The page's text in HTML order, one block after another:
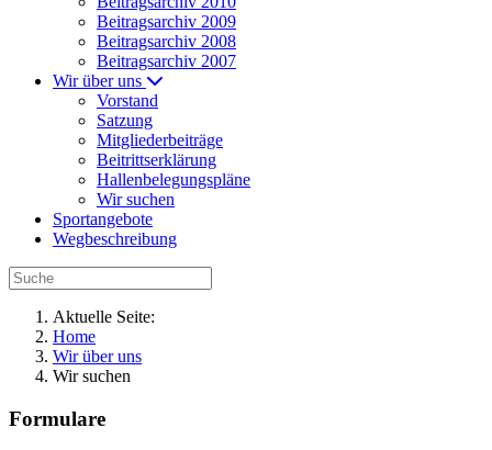
Beitragsarchiv 2009
Beitragsarchiv 2008
Beitragsarchiv 2007
Wir über uns
Vorstand
Satzung
Mitgliederbeiträge
Beitrittserklärung
Hallenbelegungspläne
Wir suchen
Sportangebote
Wegbeschreibung
Aktuelle Seite:
Home
Wir über uns
Wir suchen
Formulare